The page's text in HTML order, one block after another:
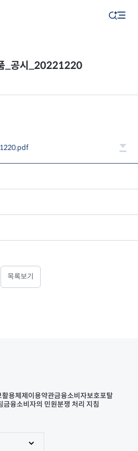
_공시_20221220
목록보기
용체제 이용약관금융소비자보호포탈
금융소비자의 민원분쟁 처리 지침